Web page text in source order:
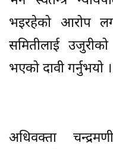
भइरहेको आरोप
समितीलाई
भएको दावी गर्नुभयो ।
अधिवक्ता